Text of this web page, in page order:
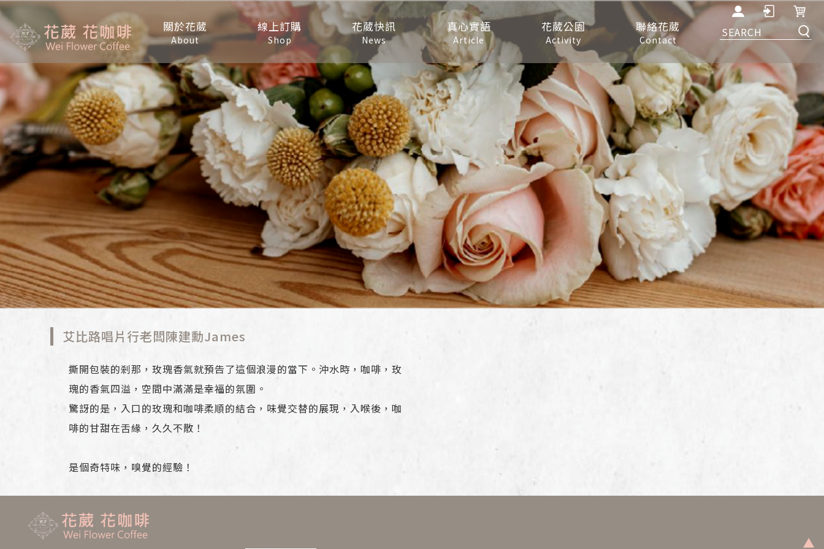
關於花葳
About
線上訂購
Shop
花葳快訊
News
真心實語
Article
花葳公園
Activity
聯絡花葳
Contact
艾比路唱片行老闆陳建勳James
撕開包裝的剎那，玫瑰香氣就預告了這個浪漫的當下。沖水時，咖啡，玫
瑰的香氣四溢，空間中滿滿是幸福的氛圍。
驚訝的是，入口的玫瑰和咖啡柔順的結合，味覺交替的展現，入喉後，咖
啡的甘甜在舌緣，久久不散！
是個奇特味，嗅覺的經驗！